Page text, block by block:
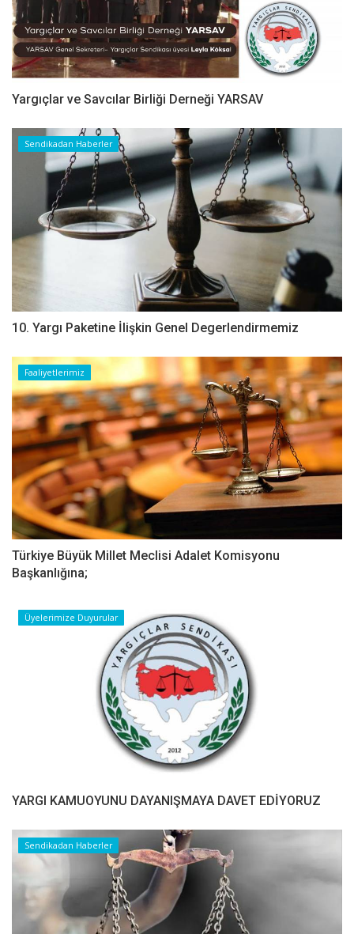
Yargıçlar ve Savcılar Birliği Derneği YARSAV
Sendikadan Haberler
10. Yargı Paketine İlişkin Genel Degerlendirmemiz
Faaliyetlerimiz
Türkiye Büyük Millet Meclisi Adalet Komisyonu
Başkanlığına;
Üyelerimize Duyurular
YARGI KAMUOYUNU DAYANIŞMAYA DAVET EDİYORUZ
Sendikadan Haberler